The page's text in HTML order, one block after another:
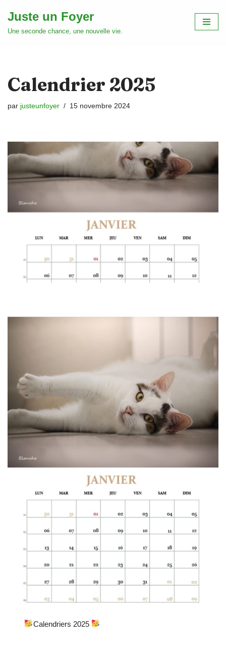
Aller
Juste un Foyer
Une seconde chance, une nouvelle vie.
Calendrier 2025
par justeunfoyer 15 novembre 2024
Calendriers 2025